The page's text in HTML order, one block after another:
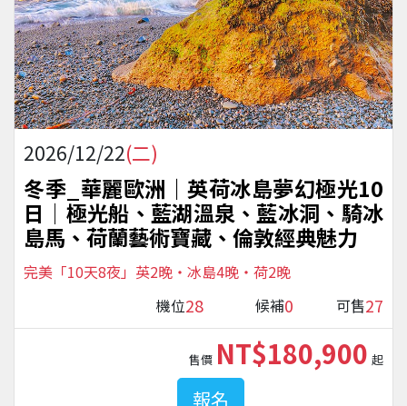
2026/12/22(二)
冬季_華麗歐洲｜英荷冰島夢幻極光10
日│極光船、藍湖溫泉、藍冰洞、騎冰
島馬、荷蘭藝術寶藏、倫敦經典魅力
完美「10天8夜」英2晚・冰島4晚・荷2晚
機位28 候補0 可售27
售價 NT$180,900 起
報名